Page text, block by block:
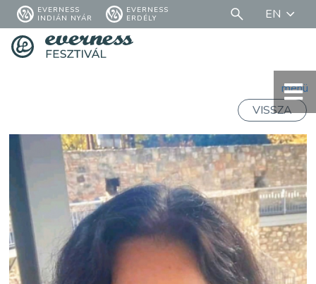
EVERNESS
INDIÁN NYÁR
EVERNESS
ERDÉLY
EN
menü
VISSZA